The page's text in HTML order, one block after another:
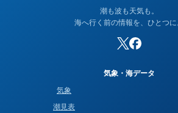
潮も波も天気も。
海へ行く前の情報を、ひとつに
気象・海データ
気象
潮見表